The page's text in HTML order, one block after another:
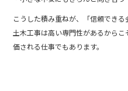
こうした積み重ねが、「信頼でき
土木工事は高い専門性があるから
価される仕事でもあります。